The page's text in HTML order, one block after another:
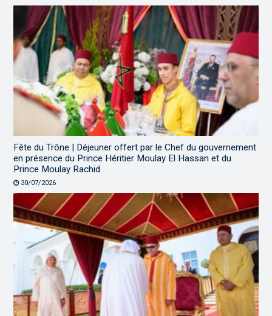
Fête du Trône | Déjeuner offert par le Chef du gouvernement
en présence du Prince Héritier Moulay El Hassan et du
Prince Moulay Rachid
30/07/2026